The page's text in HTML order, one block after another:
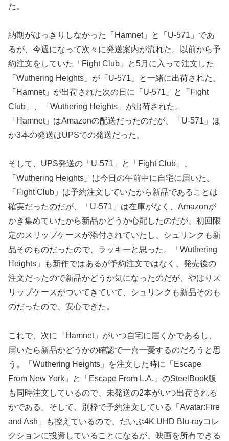
た。
納期がはっきりしなかった「Hamnet」と「U-571」であ
るが、今週になって次々に発送案内が流れた。以前から予
約注文をしていた「Fight Club」と5月に入って注文した
「Wuthering Heights」が「U-571」と一緒に出荷された。
「Hamnet」が出荷された次の日に「U-571」と「Fight
Club」、「Wuthering Heights」が出荷された。
「Hamnet」はAmazonの配送だったのだが、「U-571」ほ
か3本の発送はUPSでの発送だった。
そして、UPS発送の「U-571」と「Fight Club」、
「Wuthering Heights」は今日の午前中に自宅に届いた。
「Fight Club」は予約注文していたから新品であることは
確実だったのだが、「U-571」は在庫がなく、Amazonが
かき集めていたから新品かどうか心配したのだが、初回限
定のスリップケースが添付されていたし、シュリンクも新
品そのものだったので、ラッキーと思った。「Wuthering
Heights」も新作ではあるが予約注文ではなく、発売後の
注文だったので新品かどうか気になったのだが、やはりス
リップケースがついてきていて、シュリンクも新品そのも
のだったので、安心できた。
これで、次に「Hamnet」がいつ自宅に届くかであるし、
届いたら新品かどうかの確認で一喜一憂するのだろうと思
う。「Wuthering Heights」を注文した時に「Escape
From New York」と「Escape From L.A.」のSteelBook版
も同時注文しているので、未発送の2本がいつ出荷される
かである。そして、別枠で予約注文している「Avatar:Fire
and Ash」も控えているので、だいぶ4K UHD Blu-rayコレ
クションに投資していることになるが、映画を所有できる